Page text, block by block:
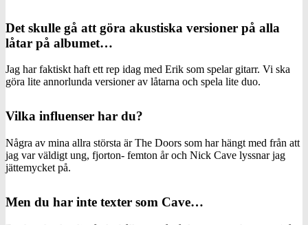
Det skulle gå att göra akustiska versioner på alla
låtar på albumet…
Jag har faktiskt haft ett rep idag med Erik som spelar gitarr. Vi ska
göra lite annorlunda versioner av låtarna och spela lite duo.
Vilka influenser har du?
Några av mina allra största är The Doors som har hängt med från att
jag var väldigt ung, fjorton- femton år och Nick Cave lyssnar jag
jättemycket på.
Men du har inte texter som Cave…